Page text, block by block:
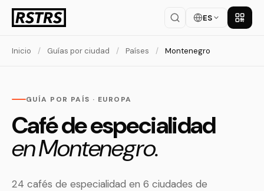
ES
Inicio / Guías por ciudad / Países / Montenegro
GUÍA POR PAÍS · EUROPA
Café de especialidad
en Montenegro.
24 cafés de especialidad en 6 ciudades de